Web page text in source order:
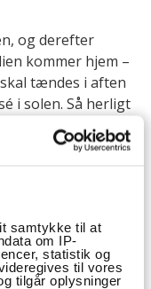
samtykke til at
om IP-
statistik og
til vores
tilgår oplysninger
og derefter
kommer hjem –
tændes i aften
i solen. Så herligt